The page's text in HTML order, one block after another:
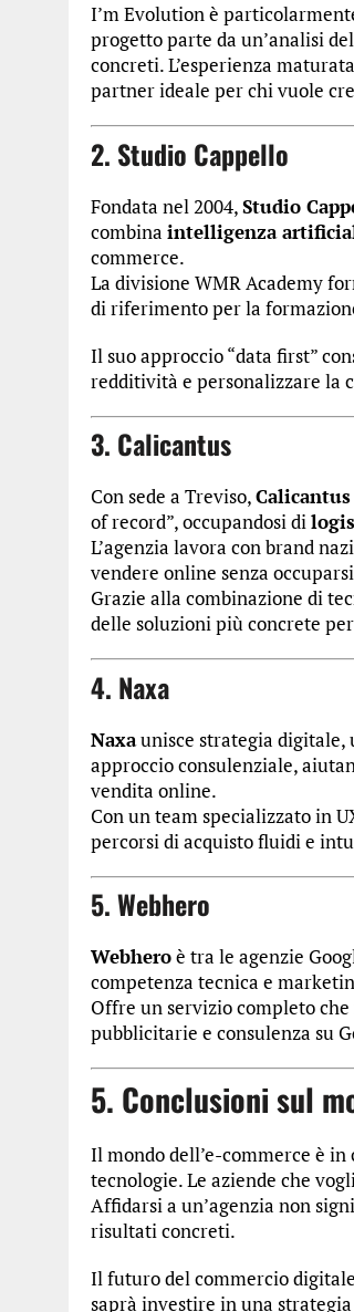
I’m Evolution è
progetto parte da un’analisi
concreti. L’esperienza
partner ideale per chi vuole
2. Studio Cappello
Fondata nel 2004,Studio
combina intelligenza
commerce.
La divisione WMR Academy
di riferimento per la
Il suo approccio “data first”
redditività e personalizzare la
3. Calicantus
Con sede a Treviso,Calicantus
of record”, occupandosi di
L’agenzia lavora con brand
vendere online senza
Grazie alla combinazione di
delle soluzioni più concrete
4. Naxa
Naxaunisce strategia digitale,
approccio consulenziale,
vendita online.
Con un team specializzato in
percorsi di acquisto fluidi e
5. Webhero
Webheroè tra le agenzie
competenza tecnica e
Offre un servizio completo
pubblicitarie e consulenza su
5. Conclusioni sul
Il mondo dell’e-commerce è
tecnologie. Le aziende che
Affidarsi a un’agenzia non
risultati concreti.
Il futuro del commercio
saprà investire in una